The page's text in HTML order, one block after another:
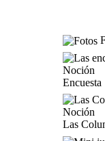
Encuesta
Las